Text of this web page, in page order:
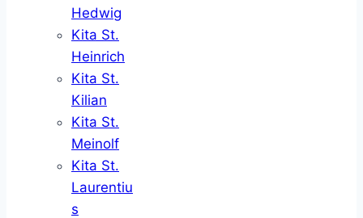
Hedwig
Kita St.
Heinrich
Kita St.
Kilian
Kita St.
Meinolf
Kita St.
Laurentiu
s